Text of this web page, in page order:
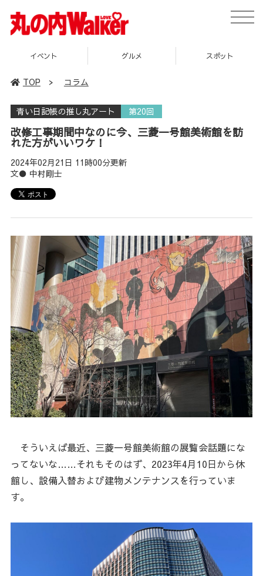
toggle
グルメ スポット 企画
TOP > コラム
青い日記帳の推し丸アート 第20回
改修工事期間中なのに今、三菱一号館美術館を訪
れた方がいいワケ！
2024年02月21日 11時00分更新
文● 中村剛士
そういえば最近、三菱一号館美術館の展覧会話題にな
ってないな……それもそのはず、2023年4月10日から休
館し、設備入替および建物メンテナンスを行っていま
す。